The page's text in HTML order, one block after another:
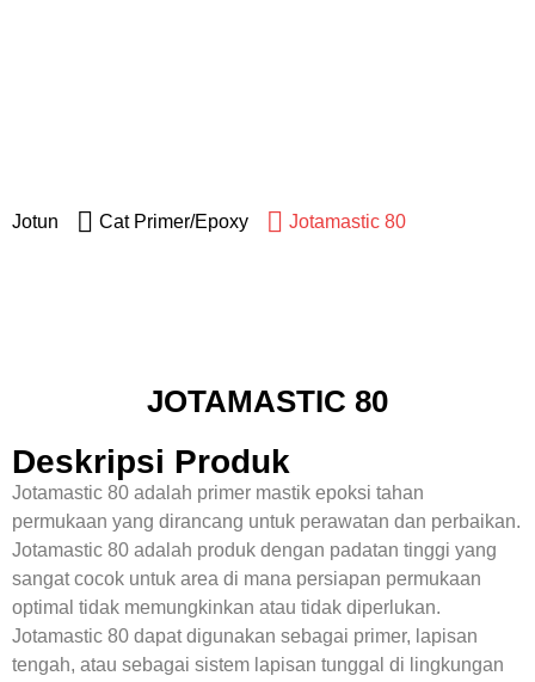
Jotun Cat Primer/Epoxy Jotamastic 80
JOTAMASTIC 80
Deskripsi Produk
Jotamastic 80 adalah primer mastik epoksi tahan
permukaan yang dirancang untuk perawatan dan perbaikan.
Jotamastic 80 adalah produk dengan padatan tinggi yang
sangat cocok untuk area di mana persiapan permukaan
optimal tidak memungkinkan atau tidak diperlukan.
Jotamastic 80 dapat digunakan sebagai primer, lapisan
tengah, atau sebagai sistem lapisan tunggal di lingkungan